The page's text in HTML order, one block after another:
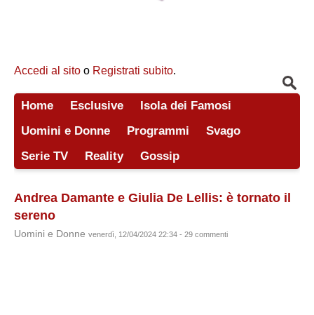
Accedi al sito o Registrati subito.
Home Esclusive
Isola dei Famosi
Uomini e Donne
Programmi
Svago
Serie TV
Reality Gossip
Andrea Damante e Giulia De Lellis: è tornato il
sereno
Uomini e Donne venerdì, 12/04/2024 22:34 - 29 commenti